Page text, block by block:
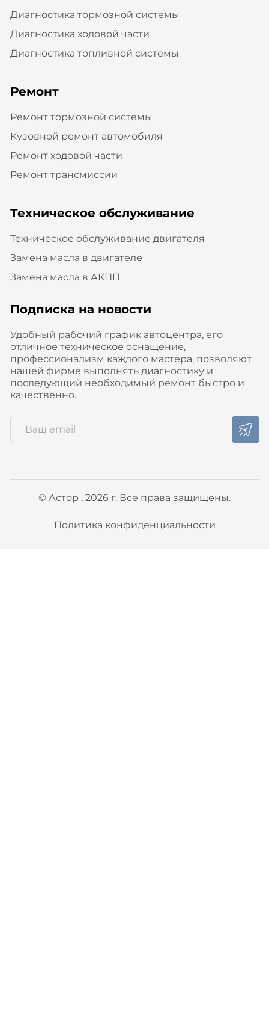
Диагностика тормозной системы
Диагностика ходовой части
Диагностика топливной системы
Ремонт
Ремонт тормозной системы
Кузовной ремонт автомобиля
Ремонт ходовой части
Ремонт трансмиссии
Техническое обслуживание
Техническое обслуживание двигателя
Замена масла в двигателе
Замена масла в АКПП
Подписка на новости
Удобный рабочий график автоцентра, его
отличное техническое оснащение,
профессионализм каждого мастера, позволяют
нашей фирме выполнять диагностику и
последующий необходимый ремонт быстро и
качественно.
© Астор , 2026 г. Все права защищены.
Политика конфиденциальности